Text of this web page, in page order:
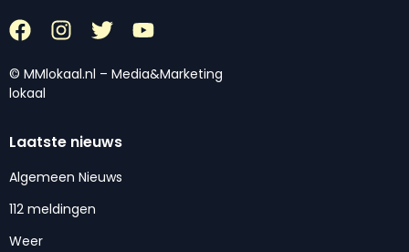
© MMlokaal.nl – Media&Marketing
lokaal
Laatste nieuws
Algemeen Nieuws
112 meldingen
Weer